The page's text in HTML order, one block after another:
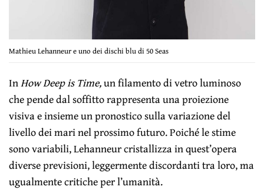
Mathieu Lehanneur e uno dei dischi blu di 50 Seas
InHow Deep is Time,un filamento di vetro luminoso
che pende dal soffitto rappresenta una proiezione
visiva e insieme un pronostico sulla variazione del
livello dei mari nel prossimo futuro. Poiché le stime
sono variabili, Lehanneur cristallizza in quest’opera
diverse previsioni, leggermente discordanti tra loro, ma
ugualmente critiche per l’umanità.